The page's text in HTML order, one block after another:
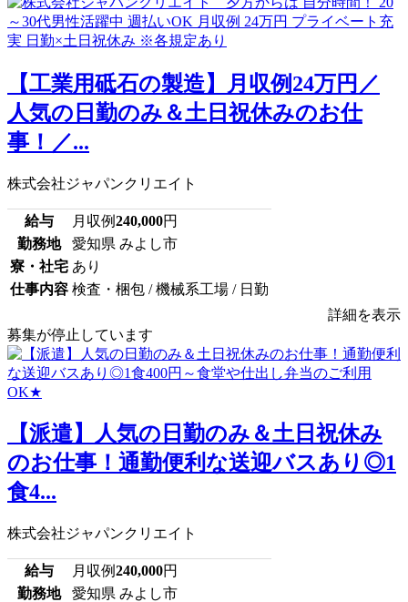
【工業用砥石の製造】月収例24万円／
人気の日勤のみ＆土日祝休みのお仕
事！／...
株式会社ジャパンクリエイト
給与 月収例240,000円
勤務地
愛知県 みよし市
寮・社宅 あり
仕事内容 検査・梱包 / 機械系工場 / 日勤
詳細を表示
募集が停止しています
【派遣】人気の日勤のみ＆土日祝休み
のお仕事！通勤便利な送迎バスあり◎1
食4...
株式会社ジャパンクリエイト
給与 月収例240,000円
勤務地
愛知県 みよし市